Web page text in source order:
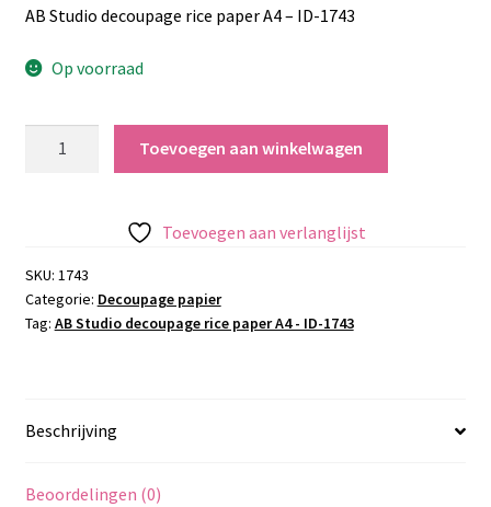
AB Studio decoupage rice paper A4 – ID-1743
Op voorraad
A4
-
ID-
Toevoegen aan winkelwagen
Toevoegen aan verlanglijst
SKU: 1743
Categorie: Decoupage papier
Tag: AB Studio decoupage rice paper A4 - ID-1743
Beschrijving
Beoordelingen (0)